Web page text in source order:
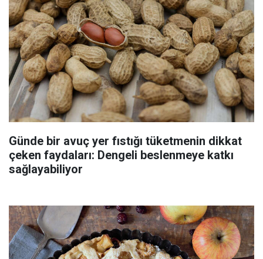
Günde bir avuç yer fıstığı tüketmenin dikkat
çeken faydaları: Dengeli beslenmeye katkı
sağlayabiliyor